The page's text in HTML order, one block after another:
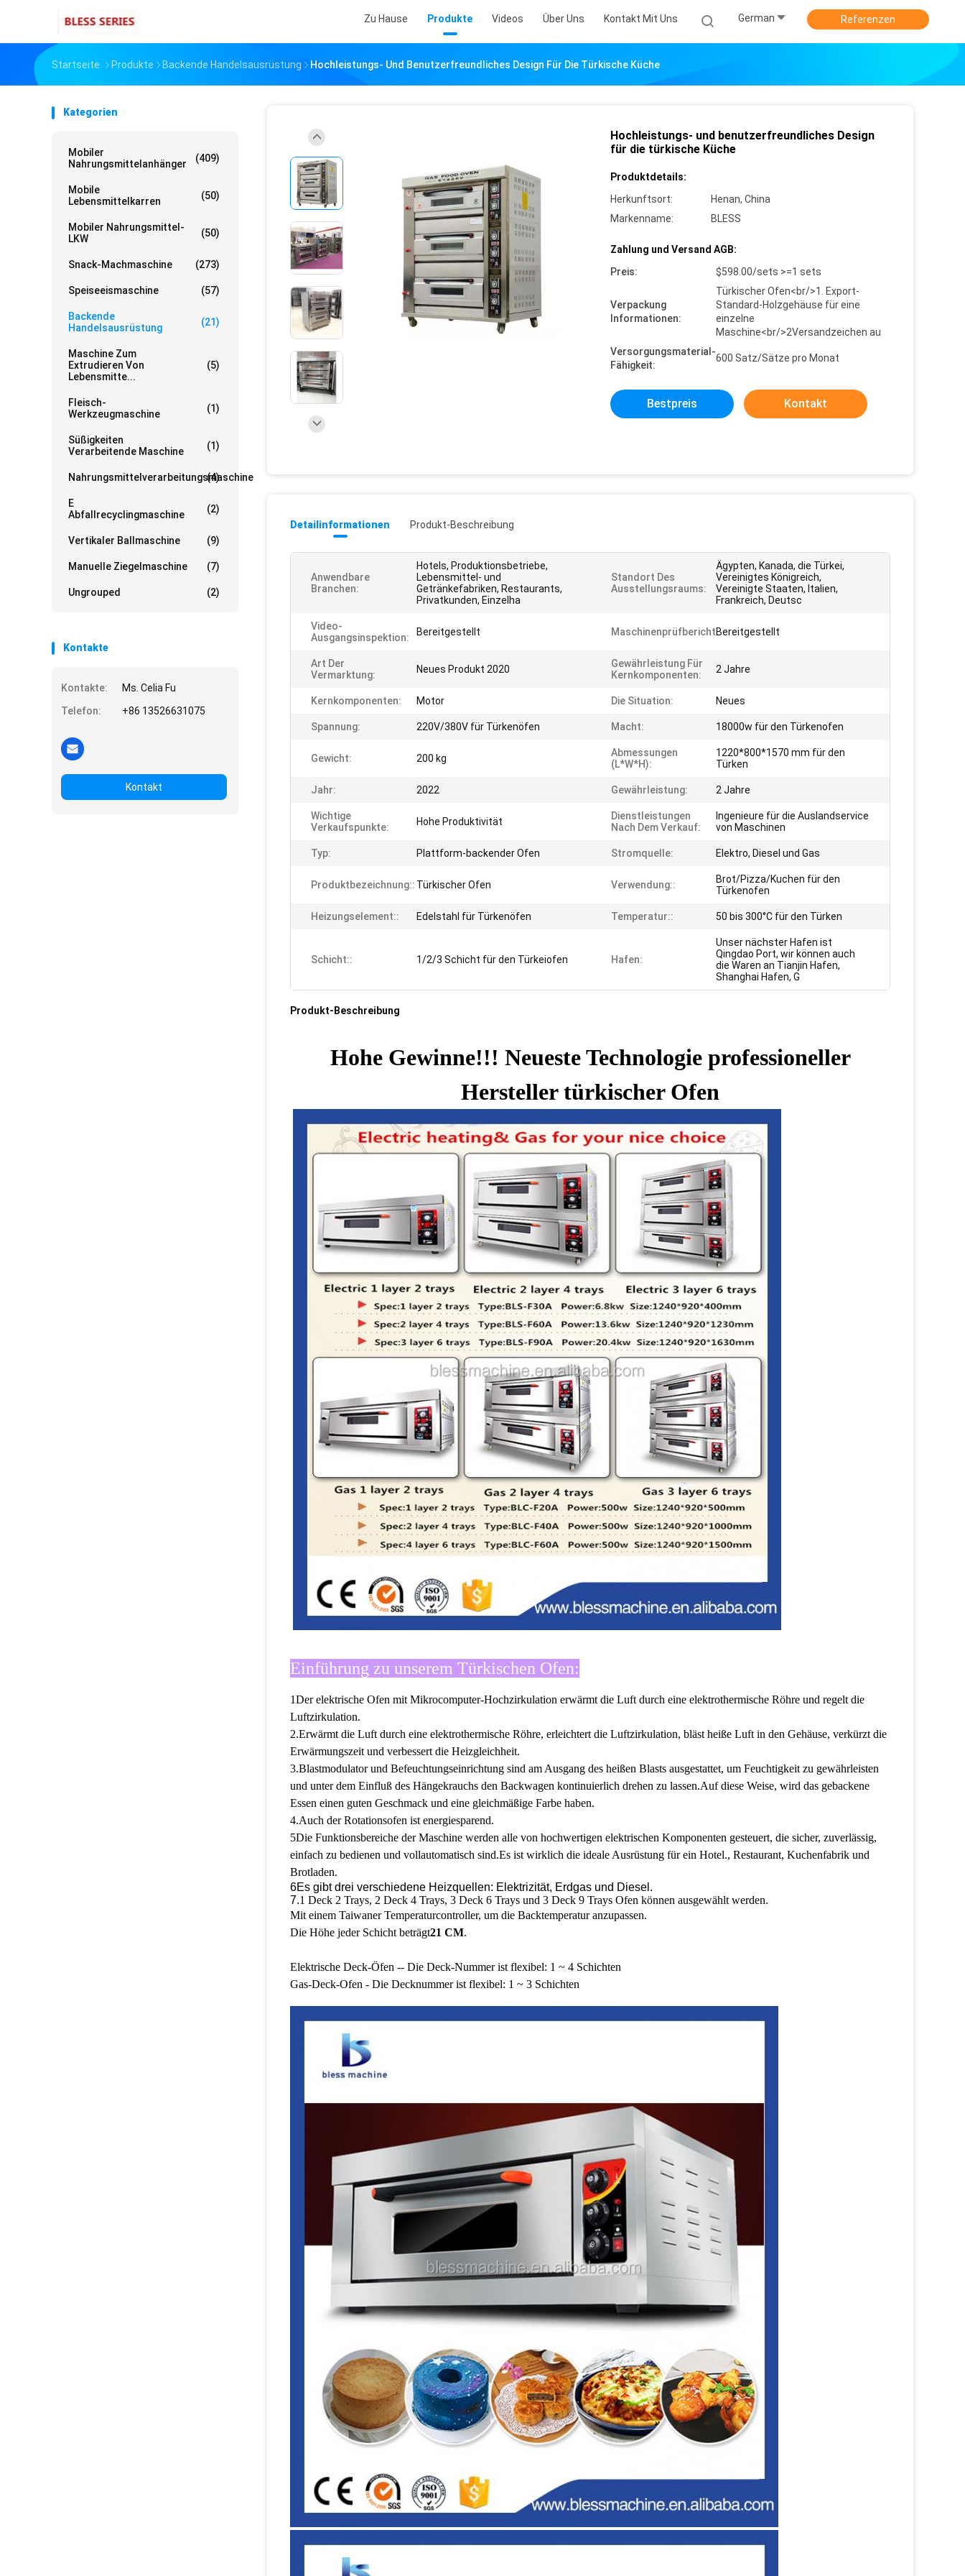
Zu Hause Produkte Videos Über Uns Kontakt Mit Uns German Referenzen
Startseite Produkte Backende Handelsausrüstung Hochleistungs- Und Benutzerfreundliches Design Für Die Türkische Küche
Kategorien
Mobiler
Nahrungsmittelanhänger
(409)
Mobile
Lebensmittelkarren
(50)
Mobiler Nahrungsmittel-
LKW
(50)
Snack-Machmaschine (273)
Speiseeismaschine (57)
Backende
Handelsausrüstung
(21)
Maschine Zum
Extrudieren Von
Lebensmitte...
(5)
Fleisch-
Werkzeugmaschine
(1)
Süßigkeiten
Verarbeitende Maschine
(1)
Nahrungsmittelverarbeitungsmaschine
(4)
E
Abfallrecyclingmaschine
(2)
Vertikaler Ballmaschine (9)
Manuelle Ziegelmaschine (7)
Ungrouped (2)
Kontakte
Kontakte:
Ms. Celia Fu
Telefon:
+86 13526631075
Kontakt
Hochleistungs- und benutzerfreundliches Design
für die türkische Küche
Produktdetails:
Herkunftsort:
Henan, China
Markenname:
BLESS
Zahlung und Versand AGB:
Preis:
$598.00/sets >=1 sets
Verpackung
Informationen:
Türkischer Ofen<br/>1. Export-
Standard-Holzgehäuse für eine
einzelne
Maschine<br/>2Versandzeichen au
Versorgungsmaterial-
Fähigkeit:
600 Satz/Sätze pro Monat
Bestpreis Kontakt
Detailinformationen Produkt-Beschreibung
Anwendbare
Branchen:
Hotels, Produktionsbetriebe,
Lebensmittel- und
Getränkefabriken, Restaurants,
Privatkunden, Einzelha
Standort Des
Ausstellungsraums:
Ägypten, Kanada, die Türkei,
Vereinigtes Königreich,
Vereinigte Staaten, Italien,
Frankreich, Deutsc
Video-
Ausgangsinspektion:
Bereitgestellt Maschinenprüfbericht:Bereitgestellt
Art Der
Vermarktung:
Neues Produkt 2020
Gewährleistung Für
Kernkomponenten:
2 Jahre
Kernkomponenten: Motor Die Situation: Neues
Spannung: 220V/380V für Türkenöfen Macht: 18000w für den Türkenofen
Gewicht: 200 kg
Abmessungen
(L*W*H):
1220*800*1570 mm für den
Türken
Jahr: 2022 Gewährleistung: 2 Jahre
Wichtige
Verkaufspunkte:
Hohe Produktivität
Dienstleistungen
Nach Dem Verkauf:
Ingenieure für die Auslandservice
von Maschinen
Typ: Plattform-backender Ofen Stromquelle: Elektro, Diesel und Gas
Produktbezeichnung:: Türkischer Ofen Verwendung::
Brot/Pizza/Kuchen für den
Türkenofen
Heizungselement:: Edelstahl für Türkenöfen Temperatur:: 50 bis 300°C für den Türken
Schicht:: 1/2/3 Schicht für den Türkeiofen Hafen:
Unser nächster Hafen ist
Qingdao Port, wir können auch
die Waren an Tianjin Hafen,
Shanghai Hafen, G
Produkt-Beschreibung
Hohe Gewinne!!! Neueste Technologie professioneller
Hersteller türkischer Ofen
Einführung zu unserem Türkischen Ofen:
1Der elektrische Ofen mit Mikrocomputer-Hochzirkulation erwärmt die Luft durch eine elektrothermische Röhre und regelt die
Luftzirkulation.
2.Erwärmt die Luft durch eine elektrothermische Röhre, erleichtert die Luftzirkulation, bläst heiße Luft in den Gehäuse, verkürzt die
Erwärmungszeit und verbessert die Heizgleichheit.
3.Blastmodulator und Befeuchtungseinrichtung sind am Ausgang des heißen Blasts ausgestattet, um Feuchtigkeit zu gewährleisten
und unter dem Einfluß des Hängekrauchs den Backwagen kontinuierlich drehen zu lassen.Auf diese Weise, wird das gebackene
Essen einen guten Geschmack und eine gleichmäßige Farbe haben.
4.Auch der Rotationsofen ist energiesparend.
5Die Funktionsbereiche der Maschine werden alle von hochwertigen elektrischen Komponenten gesteuert, die sicher, zuverlässig,
einfach zu bedienen und vollautomatisch sind.Es ist wirklich die ideale Ausrüstung für ein Hotel., Restaurant, Kuchenfabrik und
Brotladen.
6Es gibt drei verschiedene Heizquellen: Elektrizität, Erdgas und Diesel.
7.1 Deck 2 Trays, 2 Deck 4 Trays, 3 Deck 6 Trays und 3 Deck 9 Trays Ofen können ausgewählt werden.
Mit einem Taiwaner Temperaturcontroller, um die Backtemperatur anzupassen.
Die Höhe jeder Schicht beträgt21 CM.
Elektrische Deck-Öfen -- Die Deck-Nummer ist flexibel: 1 ~ 4 Schichten
Gas-Deck-Ofen - Die Decknummer ist flexibel: 1 ~ 3 Schichten